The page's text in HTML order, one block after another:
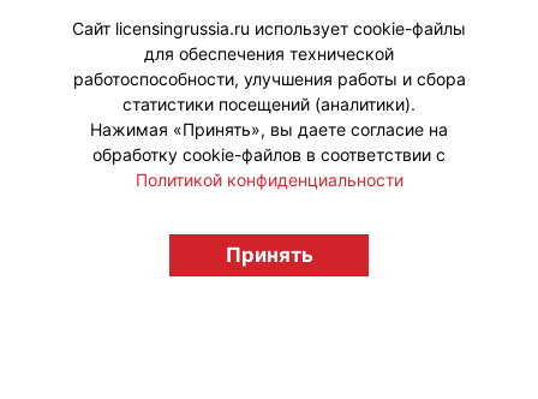
масштабнее!
#ПродвижениеБренда #Кинопрокат
licensingrussia.ru, 2009-2026 12+
Сайт licensingrussia.ru использует cookie-файлы
для обеспечения технической
работоспособности, улучшения работы и сбора
статистики посещений (аналитики).
Нажимая «Принять», вы даете согласие на
обработку cookie-файлов в соответствии с
Политикой конфиденциальности
Принять